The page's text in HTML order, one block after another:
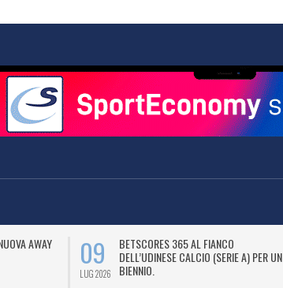
AWAY
09
LUG 2026
BETSCORES 365 AL FIANCO
DELL’UDINESE CALCIO (SERIE A) PER UN
BIENNIO.